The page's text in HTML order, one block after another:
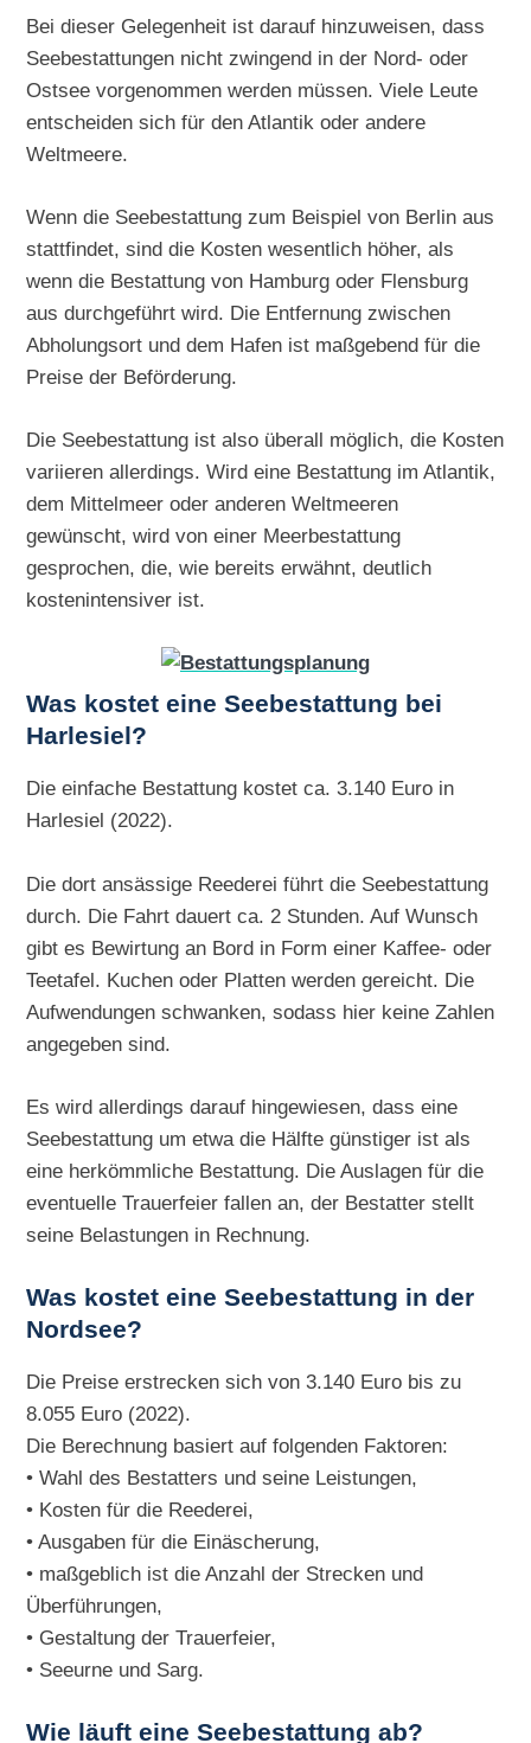
Bei dieser Gelegenheit ist darauf hinzuweisen, dass
Seebestattungen nicht zwingend in der Nord- oder
Ostsee vorgenommen werden müssen. Viele Leute
entscheiden sich für den Atlantik oder andere
Weltmeere.
Wenn die Seebestattung zum Beispiel von Berlin aus
stattfindet, sind die Kosten wesentlich höher, als
wenn die Bestattung von Hamburg oder Flensburg
aus durchgeführt wird. Die Entfernung zwischen
Abholungsort und dem Hafen ist maßgebend für die
Preise der Beförderung.
Die Seebestattung ist also überall möglich, die Kosten
variieren allerdings. Wird eine Bestattung im Atlantik,
dem Mittelmeer oder anderen Weltmeeren
gewünscht, wird von einer Meerbestattung
gesprochen, die, wie bereits erwähnt, deutlich
kostenintensiver ist.
Was kostet eine Seebestattung bei
Harlesiel?
Die einfache Bestattung kostet ca. 3.140 Euro in
Harlesiel (2022).
Die dort ansässige Reederei führt die Seebestattung
durch. Die Fahrt dauert ca. 2 Stunden. Auf Wunsch
gibt es Bewirtung an Bord in Form einer Kaffee- oder
Teetafel. Kuchen oder Platten werden gereicht. Die
Aufwendungen schwanken, sodass hier keine Zahlen
angegeben sind.
Es wird allerdings darauf hingewiesen, dass eine
Seebestattung um etwa die Hälfte günstiger ist als
eine herkömmliche Bestattung. Die Auslagen für die
eventuelle Trauerfeier fallen an, der Bestatter stellt
seine Belastungen in Rechnung.
Was kostet eine Seebestattung in der
Nordsee?
Die Preise erstrecken sich von 3.140 Euro bis zu
8.055 Euro (2022).
Die Berechnung basiert auf folgenden Faktoren:
• Wahl des Bestatters und seine Leistungen,
• Kosten für die Reederei,
• Ausgaben für die Einäscherung,
• maßgeblich ist die Anzahl der Strecken und
Überführungen,
• Gestaltung der Trauerfeier,
• Seeurne und Sarg.
Wie läuft eine Seebestattung ab?